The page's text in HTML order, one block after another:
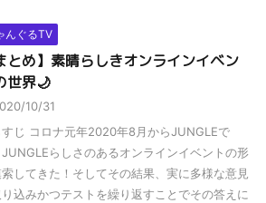
んぐるTV
とめ】素晴らしきオンラインイベン
世界🌙
10/31
すじ コロナ元年2020年8月からJUNGLEで
JUNGLEらしさのあるオンラインイベントの形
してきた！そしてその結果、実に多様な意見
込みかつテストを繰り返すことでその答えに